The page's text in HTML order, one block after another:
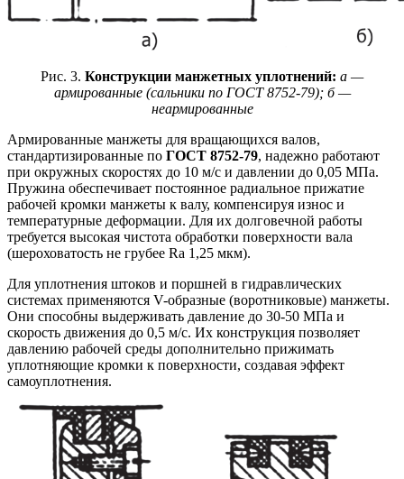
Рис. 3. Конструкции манжетных уплотнений: а —
армированные (сальники по ГОСТ 8752-79); б —
неармированные
Армированные манжеты для вращающихся валов,
стандартизированные по ГОСТ 8752-79, надежно работают
при окружных скоростях до 10 м/с и давлении до 0,05 МПа.
Пружина обеспечивает постоянное радиальное прижатие
рабочей кромки манжеты к валу, компенсируя износ и
температурные деформации. Для их долговечной работы
требуется высокая чистота обработки поверхности вала
(шероховатость не грубее Ra 1,25 мкм).
Для уплотнения штоков и поршней в гидравлических
системах применяются V-образные (воротниковые) манжеты.
Они способны выдерживать давление до 30-50 МПа и
скорость движения до 0,5 м/с. Их конструкция позволяет
давлению рабочей среды дополнительно прижимать
уплотняющие кромки к поверхности, создавая эффект
самоуплотнения.